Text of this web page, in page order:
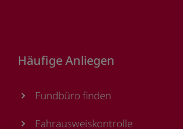
Häufige Anliegen
Fundbüro finden
Fahrausweiskontrolle